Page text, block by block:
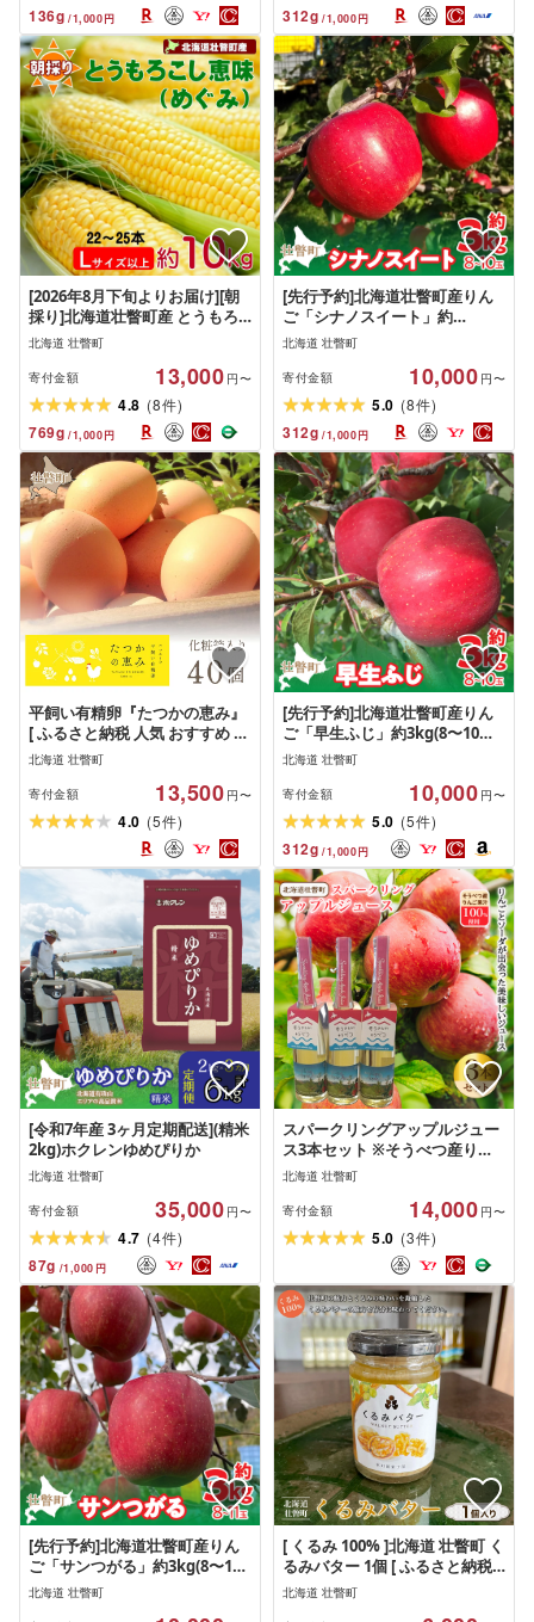
136g /1,000円 312g /1,000円
[2026年8月下旬よりお届け][朝
採り]北海道壮瞥町産 とうもろ
こし恵味(めぐみ)Lサイズ以上約
10kg(22〜25本)[ ふるさと納税
人気 とうもろこし 恵味 めぐみ
コーン 朝採り スープ 野菜 旬 甘
い 新鮮 北海道産 北海道 壮瞥町
送料無料 ]
北海道 壮瞥町
寄付金額 13,000 円〜
4.8 (8件)
769g /1,000円
[先行予約]北海道壮瞥町産りん
ご「シナノスイート」約
3kg(8〜10玉)[2026年10月下旬
よりお届け]
北海道 壮瞥町
寄付金額 10,000 円〜
5.0 (8件)
312g /1,000円
平飼い有精卵『たつかの恵み』
[ ふるさと納税 人気 おすすめ ラ
ンキング 卵 たまご タマゴ 生卵
新鮮 たまごかけご飯 目玉焼き
ゆでたまご 卵焼き 北海道 壮瞥
町 送料無料 ]
北海道 壮瞥町
寄付金額 13,500 円〜
4.0 (5件)
[先行予約]北海道壮瞥町産りん
ご「早生ふじ」約3kg(8〜10
玉)2026年10[月中旬よりお届け]
北海道 壮瞥町
寄付金額 10,000 円〜
5.0 (5件)
312g /1,000円
[令和7年産 3ヶ月定期配送](精米
2kg)ホクレンゆめぴりか
北海道 壮瞥町
寄付金額 35,000 円〜
4.7 (4件)
87g /1,000 円
スパークリングアップルジュー
ス3本セット ※そうべつ産りん
ご100%使用
北海道 壮瞥町
寄付金額 14,000 円〜
5.0 (3件)
[先行予約]北海道壮瞥町産りん
ご「サンつがる」約3kg(8〜11
玉)[2026年9月下旬よりお届け]
北海道 壮瞥町
[ くるみ 100% ]北海道 壮瞥町 く
るみバター 1個 [ ふるさと納税
人気 おすすめ ランキング くる
み クルミ バター ばたー トース
北海道 壮瞥町